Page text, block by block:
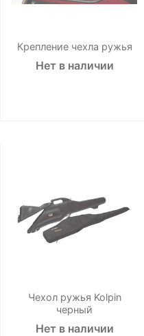
Крепление чехла ружья
Нет в наличии
Чехол ружья Kolpin
черный
Нет в наличии